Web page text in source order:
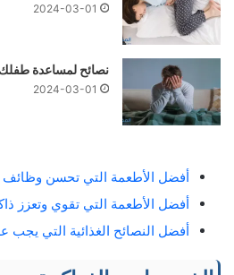
2024-03-01
نصائح لمساعدة طفلك
2024-03-01
أفضل الأطعمة التي تحسن وظائف
أفضل الأطعمة التي تقوي وتعزز
أفضل النصائح الغذائية التي